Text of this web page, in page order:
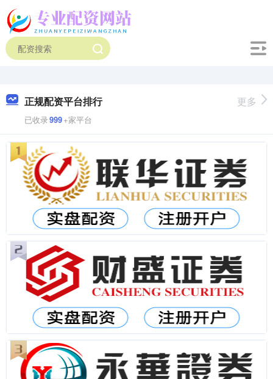
正规配资平台排行
已收录999+家平台
更多